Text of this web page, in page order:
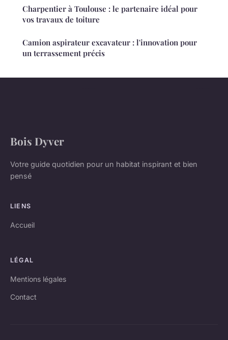
Charpentier à Toulouse : le partenaire idéal pour
vos travaux de toiture
Camion aspirateur excavateur : l'innovation pour
un terrassement précis
Bois Dyver
Votre guide quotidien pour un habitat inspirant et bien
pensé
LIENS
Accueil
LÉGAL
Mentions légales
Contact